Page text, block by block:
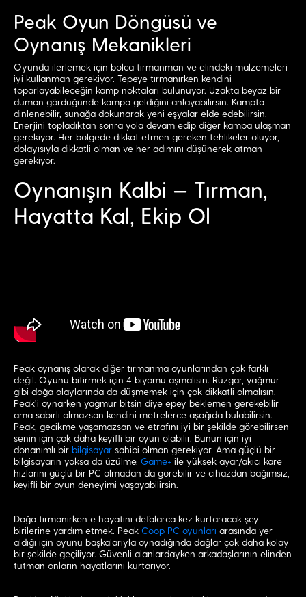
Peak Oyun Döngüsü ve
Oynanış Mekanikleri
Oyunda ilerlemek için bolca tırmanman ve elindeki malzemeleri
iyi kullanman gerekiyor. Tepeye tırmanırken kendini
toparlayabileceğin kamp noktaları bulunuyor. Uzakta beyaz bir
duman gördüğünde kampa geldiğini anlayabilirsin. Kampta
dinlenebilir, sunağa dokunarak yeni eşyalar elde edebilirsin.
Enerjini topladıktan sonra yola devam edip diğer kampa ulaşman
gerekiyor. Her bölgede dikkat etmen gereken tehlikeler oluyor,
dolayısıyla dikkatli olman ve her adımını düşünerek atman
gerekiyor.
Oynanışın Kalbi — Tırman,
Hayatta Kal, Ekip Ol
Peak oynanış olarak diğer tırmanma oyunlarından çok farklı
değil. Oyunu bitirmek için 4 biyomu aşmalısın. Rüzgar, yağmur
gibi doğa olaylarında da düşmemek için çok dikkatli olmalısın.
Peak’i oynarken yağmur bitsin diye epey beklemen gerekebilir
ama sabırlı olmazsan kendini metrelerce aşağıda bulabilirsin.
Peak, gecikme yaşamazsan ve etrafını iyi bir şekilde görebilirsen
senin için çok daha keyifli bir oyun olabilir. Bunun için iyi
donanımlı bir bilgisayar sahibi olman gerekiyor. Ama güçlü bir
bilgisayarın yoksa da üzülme. Game+ ile yüksek ayar/akıcı kare
hızlarını güçlü bir PC olmadan da görebilir ve cihazdan bağımsız,
keyifli bir oyun deneyimi yaşayabilirsin.
Dağa tırmanırken e hayatını defalarca kez kurtaracak şey
birilerine yardım etmek. Peak Coop PC oyunları arasında yer
aldığı için oyunu başkalarıyla oynadığında dağlar çok daha kolay
bir şekilde geçiliyor. Güvenli alanlardayken arkadaşlarının elinden
tutman onların hayatlarını kurtarıyor.